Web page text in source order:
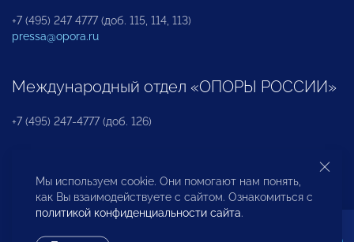
+7 (495) 247 4777 (доб. 115, 114, 113)
pressa@opora.ru
Международный отдел «ОПОРЫ РОССИИ»
+7 (495) 247-4777 (доб. 126)
Бюро по защите прав предпринимателей и
инвесторов
Мы используем cookie. Они помогают нам понять,
как Вы взаимодействуете с сайтом. Ознакомиться с
политикой конфиденциальности сайта.